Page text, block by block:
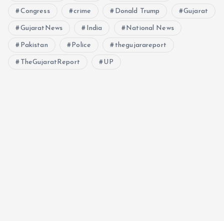
Congress crime Donald Trump Gujarat
GujaratNews India National News
Pakistan Police thegujarareport
TheGujaratReport UP